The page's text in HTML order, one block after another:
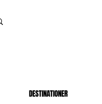
DESTINATIONER